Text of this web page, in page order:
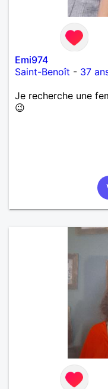
Emi974
Saint-Benoît - 37
Je recherche une
😉